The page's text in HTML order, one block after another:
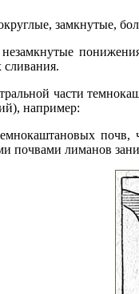
замкнутые,
сливания.
части
например:
почв,
почвами ли­манов